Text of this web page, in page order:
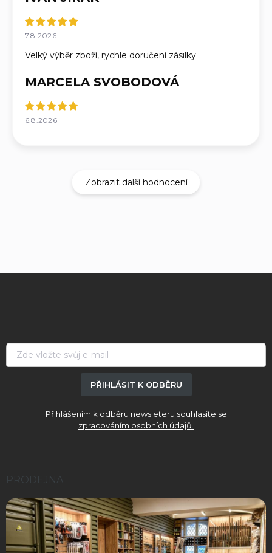
7.8.2026
Velký výběr zboží, rychle doručení zásilky
MARCELA SVOBODOVÁ
6.8.2026
Zobrazit další hodnocení
PŘIHLÁSIT K ODBĚRU
Přihlášením k odběru newsleteru souhlasíte se
zpracováním osobních údajů.
PRODEJNA